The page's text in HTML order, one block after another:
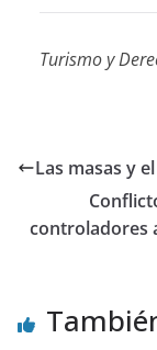
Turismo y
Las masas y
controladores